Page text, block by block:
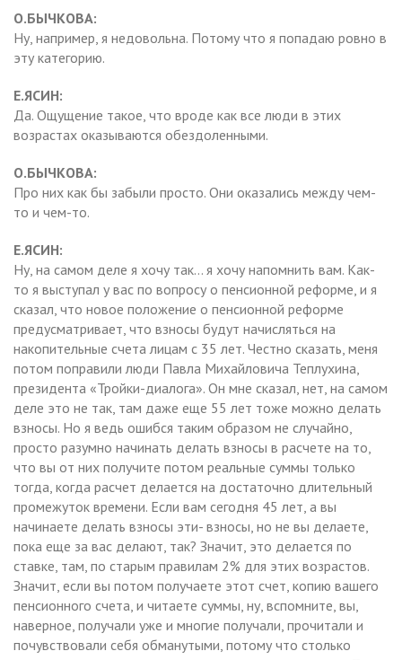
О.БЫЧКОВА:
Ну, например, я недовольна. Потому что я попадаю ровно в
эту категорию.
Е.ЯСИН:
Да. Ощущение такое, что вроде как все люди в этих
возрастах оказываются обездоленными.
О.БЫЧКОВА:
Про них как бы забыли просто. Они оказались между чем-
то и чем-то.
Е.ЯСИН:
Ну, на самом деле я хочу так… я хочу напомнить вам. Как-
то я выступал у вас по вопросу о пенсионной реформе, и я
сказал, что новое положение о пенсионной реформе
предусматривает, что взносы будут начисляться на
накопительные счета лицам с 35 лет. Честно сказать, меня
потом поправили люди Павла Михайловича Теплухина,
президента «Тройки-диалога». Он мне сказал, нет, на самом
деле это не так, там даже еще 55 лет тоже можно делать
взносы. Но я ведь ошибся таким образом не случайно,
просто разумно начинать делать взносы в расчете на то,
что вы от них получите потом реальные суммы только
тогда, когда расчет делается на достаточно длительный
промежуток времени. Если вам сегодня 45 лет, а вы
начинаете делать взносы эти- взносы, но не вы делаете,
пока еще за вас делают, так? Значит, это делается по
ставке, там, по старым правилам 2% для этих возрастов.
Значит, если вы потом получаете этот счет, копию вашего
пенсионного счета, и читаете суммы, ну, вспомните, вы,
наверное, получали уже и многие получали, прочитали и
почувствовали себя обманутыми, потому что столько